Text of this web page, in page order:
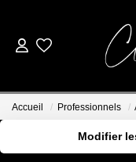
Accueil Professionnels
Modifier